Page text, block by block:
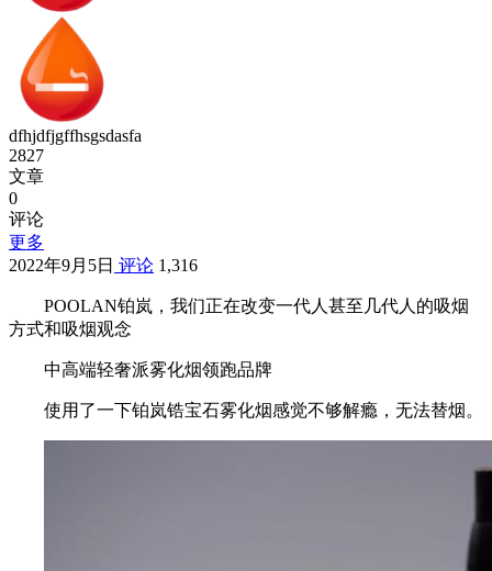
dfhjdfjgffhsgsdasfa
2827
文章
0
评论
更多
2022年9月5日 评论 1,316
POOLAN铂岚，我们正在改变一代人甚至几代人的吸烟
方式和吸烟观念
中高端轻奢派雾化烟领跑品牌
使用了一下铂岚锆宝石雾化烟感觉不够解瘾，无法替烟。